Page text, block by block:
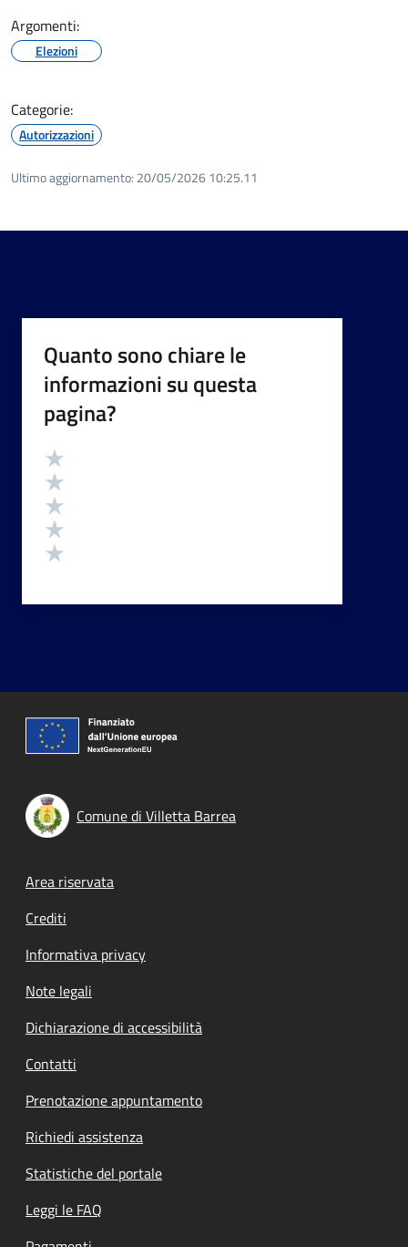
Argomenti:
Elezioni
Categorie:
Autorizzazioni
Ultimo aggiornamento: 20/05/2026 10:25.11
Quanto sono chiare le
informazioni su questa
pagina?
Valutazione
Comune di Villetta Barrea
Footer menu
Area riservata
Crediti
Informativa privacy
Note legali
Dichiarazione di accessibilità
Contatti
Prenotazione appuntamento
Richiedi assistenza
Statistiche del portale
Leggi le FAQ